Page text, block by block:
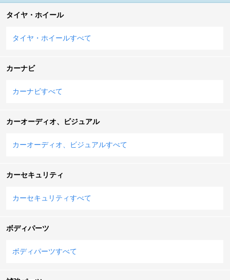
タイヤ・ホイール
タイヤ・ホイールすべて
カーナビ
カーナビすべて
カーオーディオ、ビジュアル
カーオーディオ、ビジュアルすべて
カーセキュリティ
カーセキュリティすべて
ボディパーツ
ボディパーツすべて